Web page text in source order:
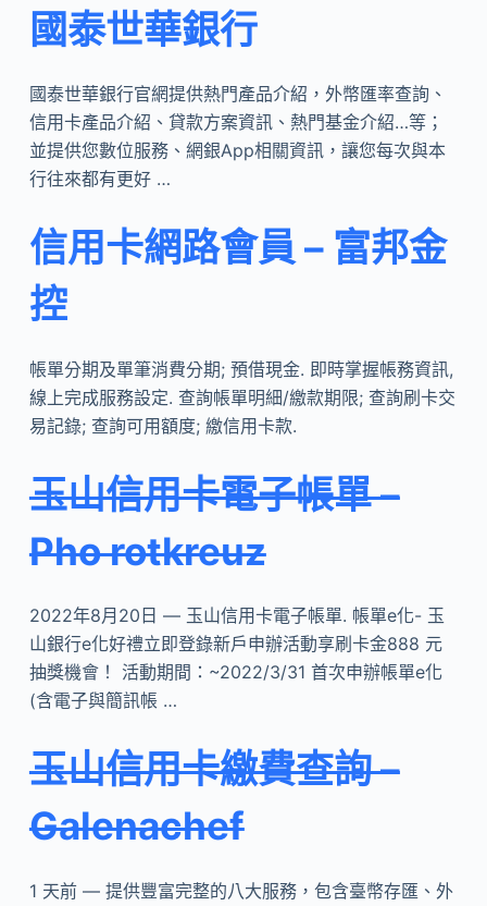
國泰世華銀行
國泰世華銀行官網提供熱門產品介紹，外幣匯率查詢、
信用卡產品介紹、貸款方案資訊、熱門基金介紹…等；
並提供您數位服務、網銀App相關資訊，讓您每次與本
行往來都有更好 …
信用卡網路會員 – 富邦金
控
帳單分期及單筆消費分期; 預借現金. 即時掌握帳務資訊,
線上完成服務設定. 查詢帳單明細/繳款期限; 查詢刷卡交
易記錄; 查詢可用額度; 繳信用卡款.
玉山信用卡電子帳單 –
Pho rotkreuz
2022年8月20日 — 玉山信用卡電子帳單. 帳單e化- 玉
山銀行e化好禮立即登錄新戶申辦活動享刷卡金888 元
抽獎機會！ 活動期間：~2022/3/31 首次申辦帳單e化
(含電子與簡訊帳 …
玉山信用卡繳費查詢 –
Galenachef
1 天前 — 提供豐富完整的八大服務，包含臺幣存匯、外